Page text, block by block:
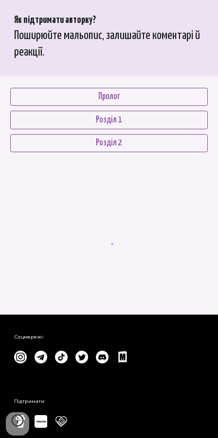
Як підтримати авторку?
Поширюйте мальопис, залишайте коментарі й
реакції.
Пролог
Розділ 1
Розділ 2
Соцмережі:
Підтримати: